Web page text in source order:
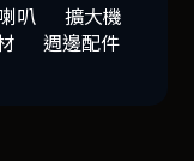
叭
擴大機
週邊配件